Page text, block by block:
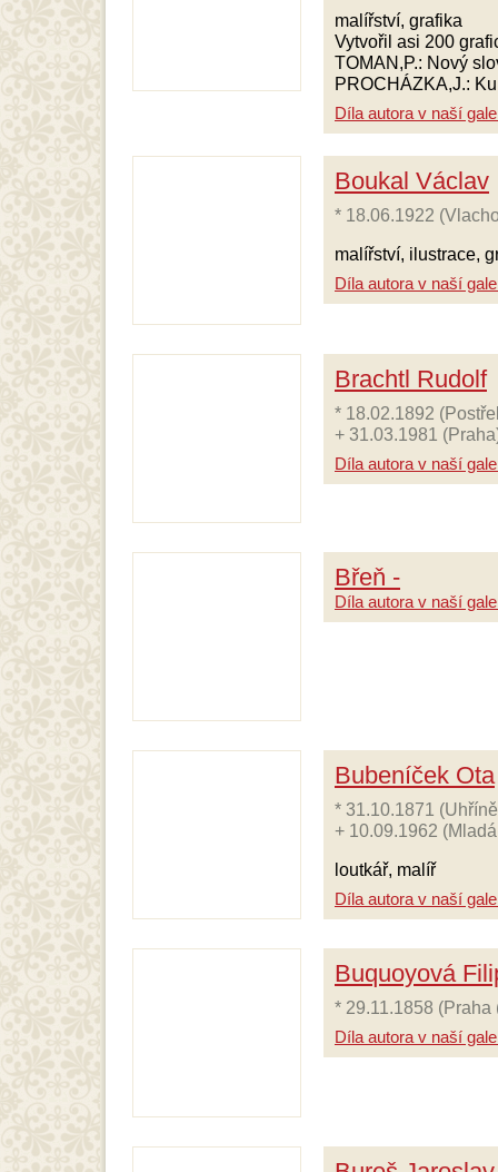
malířství, grafika
Vytvořil asi 200
TOMAN,P.: Nový
PROCHÁZKA,J.:
Díla autora v naší
Boukal Václav
* 18.06.1922
malířství, ilustrace,
Díla autora v naší
Brachtl Rudolf
* 18.02.1892
+ 31.03.1981
Díla autora v naší
Břeň -
Díla autora v naší
Bubeníček Ota
* 31.10.1871
+ 10.09.1962
loutkář, malíř
Díla autora v naší
Buquoyová
* 29.11.1858
Díla autora v naší